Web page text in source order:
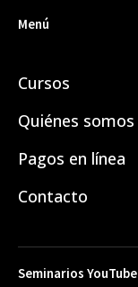
Menú
Cursos
Quiénes somos
Pagos en línea
Contacto
Seminarios YouTube